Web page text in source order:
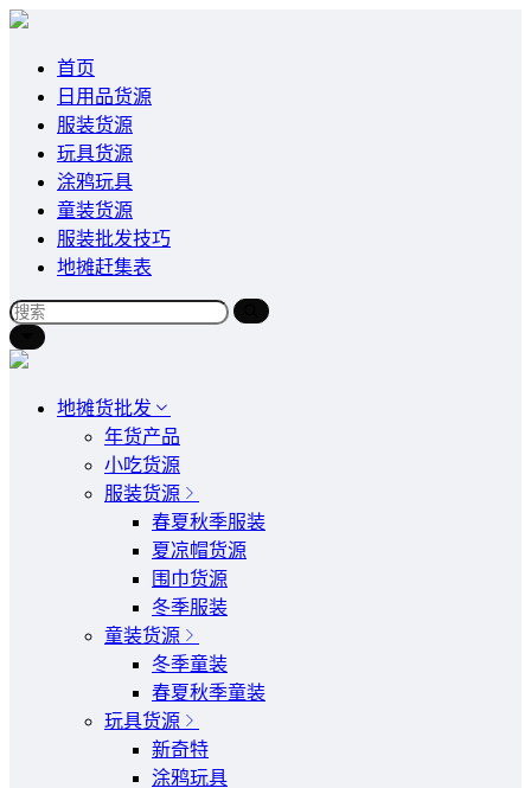
首页
日用品货源
服装货源
玩具货源
涂鸦玩具
童装货源
服装批发技巧
地摊赶集表
地摊货批发
年货产品
小吃货源
服装货源
春夏秋季服装
夏凉帽货源
围巾货源
冬季服装
童装货源
冬季童装
春夏秋季童装
玩具货源
新奇特
涂鸦玩具